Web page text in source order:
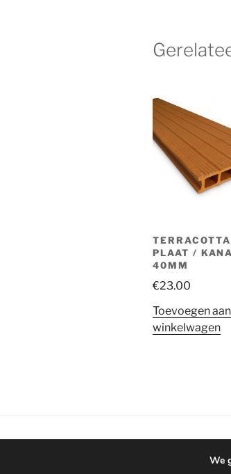
PLAAT /
40MM
€23.00
Toevoegen aan
winkelwagen
We